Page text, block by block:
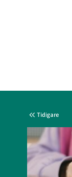
Tidigare